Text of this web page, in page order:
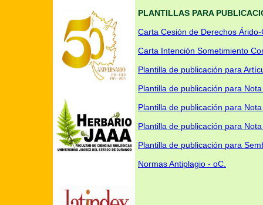
PLANTILLAS PARA
Carta Cesión de Derechos
Carta Intención Sometimiento
Plantilla de publicación para
Plantilla de publicación para
Plantilla de publicación para
Plantilla de publicación para
Plantilla de publicación para
Normas Antiplagio - oC.